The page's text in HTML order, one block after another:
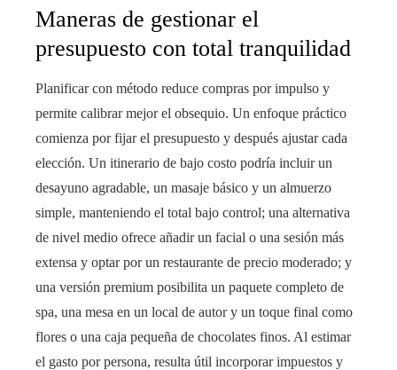
Maneras de gestionar el
presupuesto con total tranquilidad
Planificar con método reduce compras por impulso y
permite calibrar mejor el obsequio. Un enfoque práctico
comienza por fijar el presupuesto y después ajustar cada
elección. Un itinerario de bajo costo podría incluir un
desayuno agradable, un masaje básico y un almuerzo
simple, manteniendo el total bajo control; una alternativa
de nivel medio ofrece añadir un facial o una sesión más
extensa y optar por un restaurante de precio moderado; y
una versión premium posibilita un paquete completo de
spa, una mesa en un local de autor y un toque final como
flores o una caja pequeña de chocolates finos. Al estimar
el gasto por persona, resulta útil incorporar impuestos y